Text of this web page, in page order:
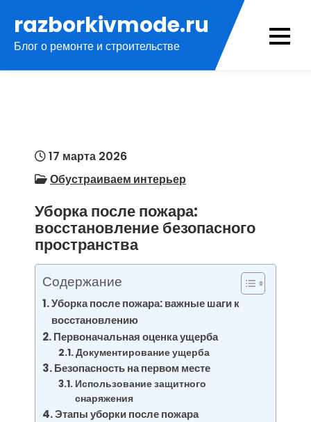
содержимому
razborkivmode.ru
Блог о ремонте и строительстве
17 марта 2026
Обустраиваем интерьер
Уборка после пожара:
восстановление безопасного
пространства
Содержание
Уборка после пожара: важные шаги к
восстановлению
Первоначальная оценка ущерба
Документирование ущерба
Безопасность на первом месте
Использование защитного
снаряжения
Этапы уборки после пожара